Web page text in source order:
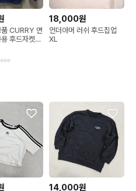
품 CURRY 면
후드자켓
18,000원
언더아머 러쉬 후드집업
XL
14,000원